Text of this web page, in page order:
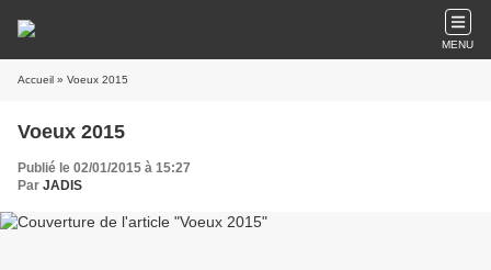
MENU
Accueil » Voeux 2015
Voeux 2015
Publié le 02/01/2015 à 15:27
Par JADIS